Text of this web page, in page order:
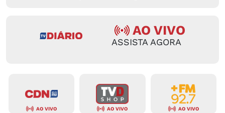
AO VIVO
ASSISTA AGORA
AO VIVO AO VIVO AO VIVO